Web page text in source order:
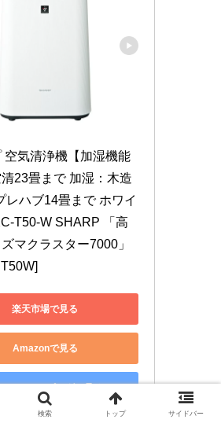
空気清浄機【加湿機能
23畳まで 加湿：木造
レハブ14畳まで ホワイ
T50-W SHARP 「高
マクラスター7000」
楽天市場で見る
Amazonで見る
ショッピングで見る
検索 トップ サイドバー